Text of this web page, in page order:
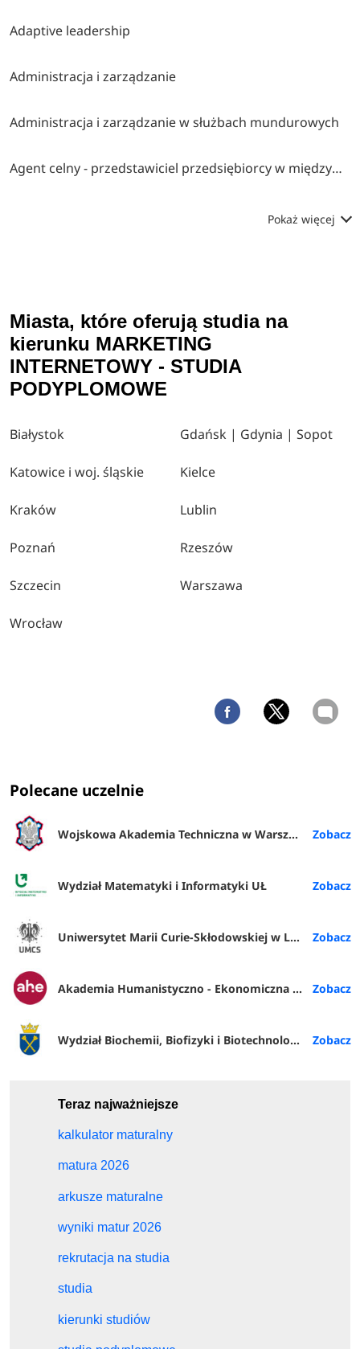
Adaptive leadership
Administracja i zarządzanie
Administracja i zarządzanie w służbach mundurowych
Agent celny - przedstawiciel przedsiębiorcy w międzynarodowym obrocie towarowym
Pokaż więcej
Miasta, które oferują studia na
kierunku MARKETING
INTERNETOWY - STUDIA
PODYPLOMOWE
Białystok Gdańsk | Gdynia | Sopot
Katowice i woj. śląskie Kielce
Kraków Lublin
Poznań Rzeszów
Szczecin Warszawa
Wrocław
Polecane uczelnie
Wojskowa Akademia Techniczna w Warszawie
Wydział Matematyki i Informatyki UŁ
Uniwersytet Marii Curie-Skłodowskiej w Lublinie
Akademia Humanistyczno - Ekonomiczna w Łodzi
Wydział Biochemii, Biofizyki i Biotechnologii UJ
Teraz najważniejsze
kalkulator maturalny
matura 2026
arkusze maturalne
wyniki matur 2026
rekrutacja na studia
studia
kierunki studiów